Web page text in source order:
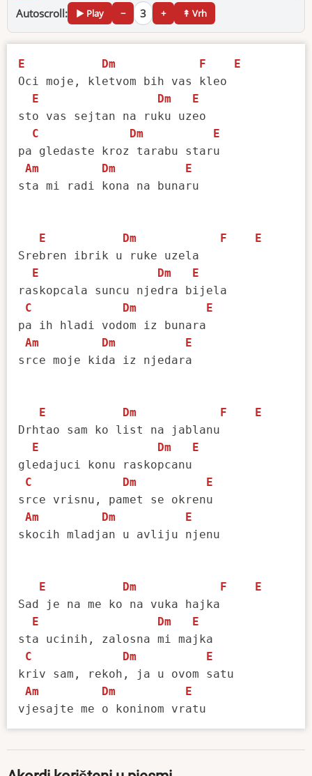
Autoscroll: ▶ Play − 3 + ↟ Vrh
E Dm F
E
Oci moje, kletvom bih vas kleo
E
Dm
E
sto vas sejtan na ruku uzeo
C
Dm
E
pa gledaste kroz tarabu staru
Am
Dm
E
sta mi radi kona na bunaru
E Dm F
E
Srebren ibrik u ruke uzela
E
Dm
E
raskopcala suncu njedra bijela
C
Dm
E
pa ih hladi vodom iz bunara
Am
Dm
E
srce moje kida iz njedara
E Dm F
E
Drhtao sam ko list na jablanu
E
Dm
E
gledajuci konu raskopcanu
C
Dm
E
srce vrisnu, pamet se okrenu
Am
Dm
E
skocih mladjan u avliju njenu
E Dm F
E
Sad je na me ko na vuka hajka
E
Dm
E
sta ucinih, zalosna mi majka
C
Dm
E
kriv sam, rekoh, ja u ovom satu
Am
Dm
E
vjesajte me o koninom vratu